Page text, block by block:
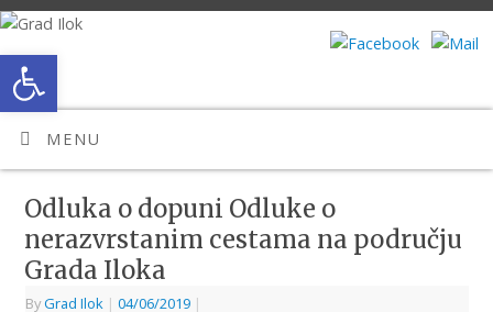
MENU
Odluka o dopuni Odluke o
nerazvrstanim cestama na području
Grada Iloka
ByGrad Ilok | 04/06/2019 |
Open toolbar